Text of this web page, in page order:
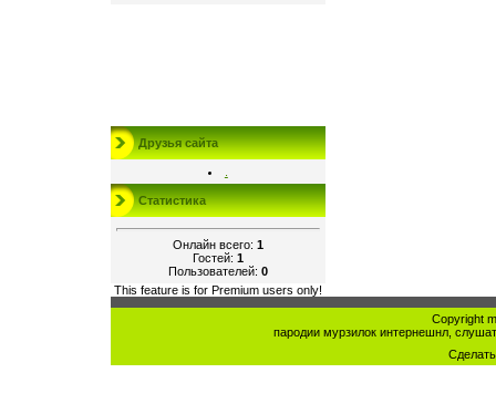
Друзья сайта
Статистика
Онлайн всего: 1
Гостей: 1
Пользователей: 0
This feature is for Premium users only!
Copyright
пародии мурзилок интернешнл,